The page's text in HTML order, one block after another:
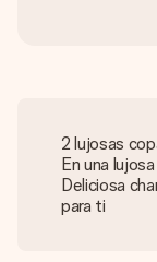
2 lujosas
En una
Deliciosa
para ti